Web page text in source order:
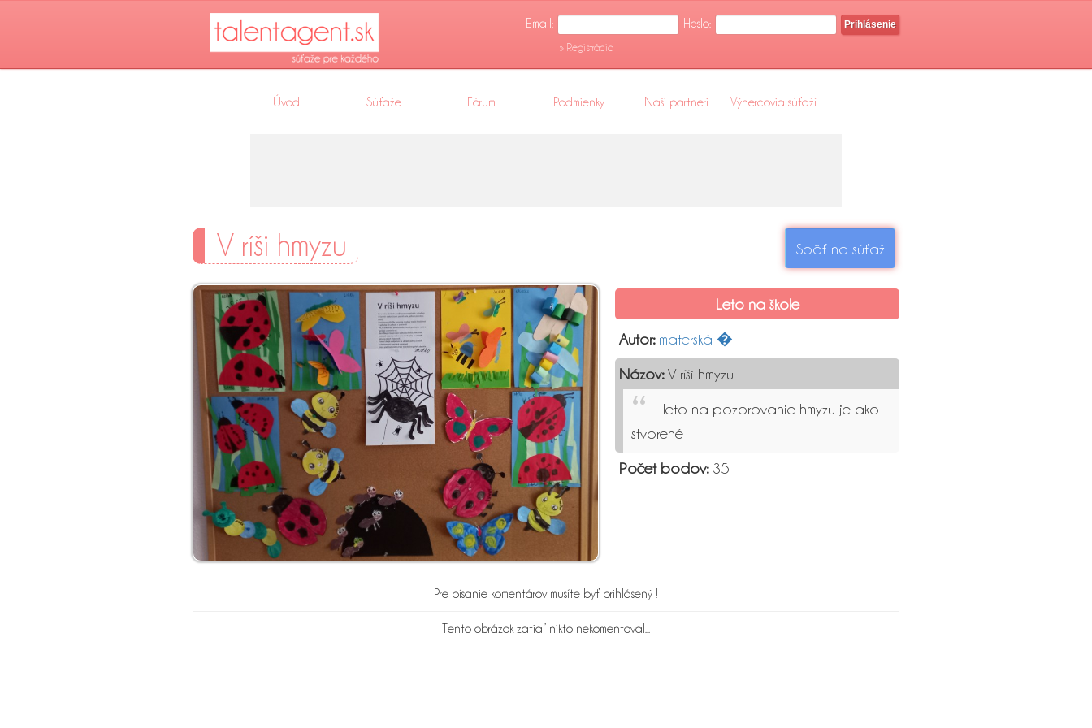
Email: Heslo:
Prihlásenie
» Registrácia
Úvod Súťaže Fórum Podmienky Naši partneri Výhercovia súťaží
Späť na súťaž
V ríši hmyzu
Leto na škole
Autor: materská �
Názov:V ríši hmyzu
leto na pozorovanie hmyzu je ako
stvorené
Počet bodov:35
Pre písanie komentárov musíte byť prihlásený !
Tento obrázok zatiaľ nikto nekomentoval...